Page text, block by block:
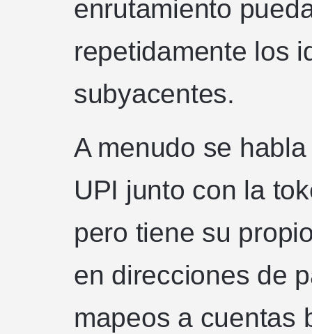
enrutamiento
repetidamente los
subyacentes.
A menudo se
UPI junto con la
pero tiene su
en direcciones de
mapeos a cuentas